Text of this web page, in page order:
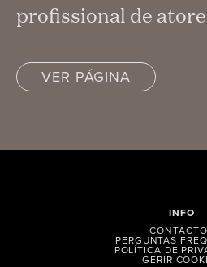
profissional de
VER PÁGINA
INFO
PERGUNTAS
POLÍTICA DE
GERIR